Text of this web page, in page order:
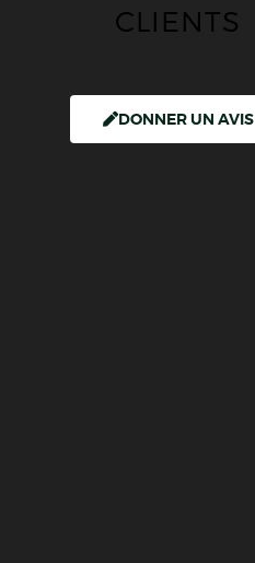
CLIENTS
DONNER UN AVIS